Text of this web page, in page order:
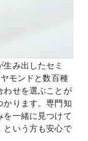
み出したセミ
モンドと数百種
わせを選ぶことが
かります。専門知
を一緒に見つけて
という方も安心で